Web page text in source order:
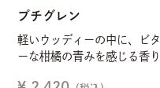
プチグレン
軽いウッディーの中に、ビタ
ーな柑橘の青みを感じる香り